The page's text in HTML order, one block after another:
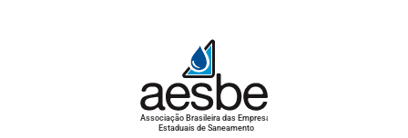
Associação Brasileira das Empresas
Estaduais de Saneamento